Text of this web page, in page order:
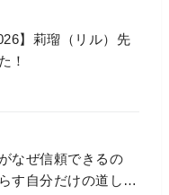
】莉瑠（リル）先
！
なぜ信頼できるの
す自分だけの道しる